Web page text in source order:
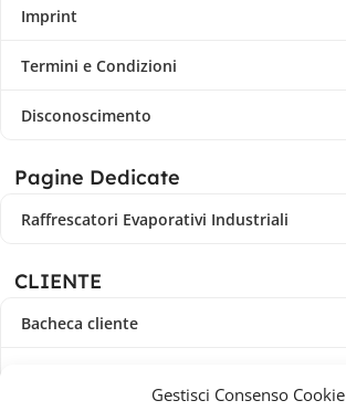
Gestisci Consenso Cookie
Imprint
Termini e Condizioni
Disconoscimento
Pagine Dedicate
Raffrescatori Evaporativi Industriali
CLIENTE
Bacheca cliente